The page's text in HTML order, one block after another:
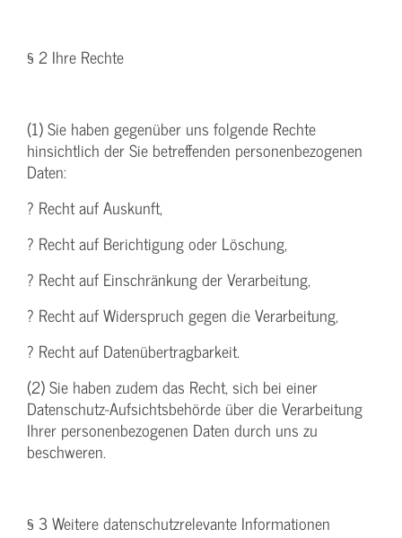
§ 2 Ihre Rechte
(1) Sie haben gegenüber uns folgende Rechte
hinsichtlich der Sie betreffenden personenbezogenen
Daten:
? Recht auf Auskunft,
? Recht auf Berichtigung oder Löschung,
? Recht auf Einschränkung der Verarbeitung,
? Recht auf Widerspruch gegen die Verarbeitung,
? Recht auf Datenübertragbarkeit.
(2) Sie haben zudem das Recht, sich bei einer
Datenschutz-Aufsichtsbehörde über die Verarbeitung
Ihrer personenbezogenen Daten durch uns zu
beschweren.
§ 3 Weitere datenschutzrelevante Informationen